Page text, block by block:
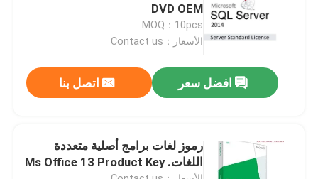
اتصل بنا
أخبار
مفتاح ترخيص البرنامج
DVD OEM
MOQ：10pcs
الأسعار：Contact us
افضل سعر اتصل بنا
رموز لغات برامج أصلية متعددة
اللغات. Ms Office 13 Product Key